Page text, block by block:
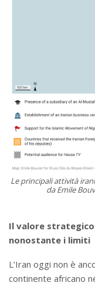
Le principali attività
da Emile
Il valore
nonostante i limiti
L’Iran oggi non è
continente africano